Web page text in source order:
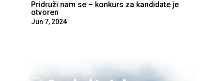
Pridruži nam se – konkurs za kandidate je
otvoren
Jun 7, 2024